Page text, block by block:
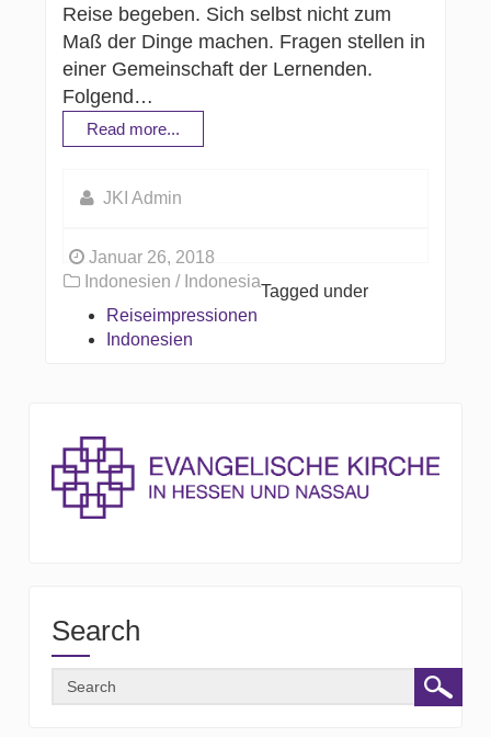
Reise begeben. Sich selbst nicht zum
Maß der Dinge machen. Fragen stellen in
einer Gemeinschaft der Lernenden.
Folgend…
Read more...
JKI Admin
Januar 26, 2018
Indonesien / Indonesia
Tagged under
Reiseimpressionen
Indonesien
Search